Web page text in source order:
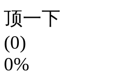
顶一下
(0)
0%